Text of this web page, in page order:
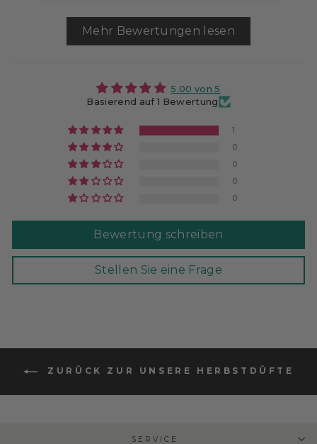
Mehr Bewertungen lesen
5.00 von 5
Basierend auf 1 Bewertung
1
0
0
0
0
Bewertung schreiben
Stellen Sie eine Frage
ZURÜCK ZUR UNSERE HERBSTDÜFTE
SERVICE